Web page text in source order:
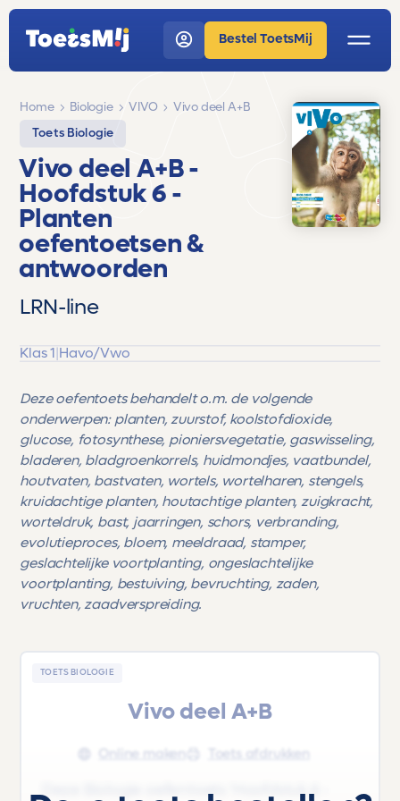
Bestel ToetsMij
Home Biologie VIVO
Vivo deel A+B
Toets Biologie
Vivo deel A+B-
Hoofdstuk 6 -
Planten
oefentoetsen &
antwoorden
LRN-line
Klas 1|Havo/Vwo
Deze oefentoets behandelt o.m. de volgende
onderwerpen: planten, zuurstof, koolstofdioxide,
glucose, fotosynthese, pioniersvegetatie, gaswisseling,
bladeren, bladgroenkorrels, huidmondjes, vaatbundel,
houtvaten, bastvaten, wortels, wortelharen, stengels,
kruidachtige planten, houtachtige planten, zuigkracht,
worteldruk, bast, jaarringen, schors, verbranding,
evolutieproces, bloem, meeldraad, stamper,
geslachtelijke voortplanting, ongeslachtelijke
voortplanting, bestuiving, bevruchting, zaden,
vruchten, zaadverspreiding.
TOETS BIOLOGIE
Vivo deel A+B
Online maken Toets afdrukken
Deze Biologie oefentoets 'Hoofdstuk 6 -